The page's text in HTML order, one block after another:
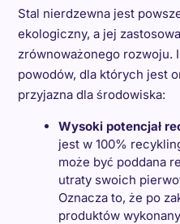
Stal nierdzewna jest
ekologiczny, a jej
zrównoważonego rozwoju.
powodów, dla których jest
przyjazna dla środowiska:
Wysoki potencjał
jest w 100%
może być poddana
utraty swoich
Oznacza to, że po
produktów